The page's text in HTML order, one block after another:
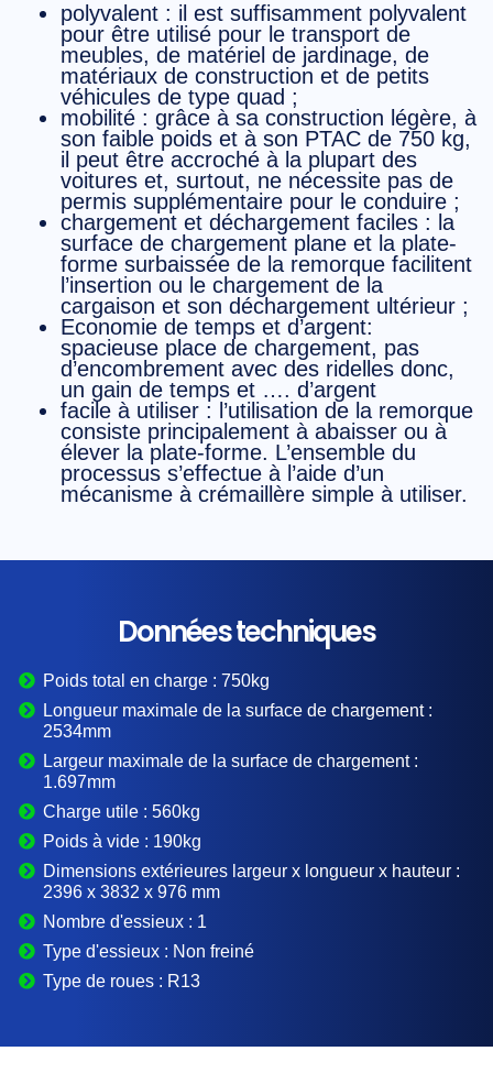
polyvalent : il est suffisamment polyvalent
pour être utilisé pour le transport de
meubles, de matériel de jardinage, de
matériaux de construction et de petits
véhicules de type quad ;
mobilité : grâce à sa construction légère, à
son faible poids et à son PTAC de 750 kg,
il peut être accroché à la plupart des
voitures et, surtout, ne nécessite pas de
permis supplémentaire pour le conduire ;
chargement et déchargement faciles : la
surface de chargement plane et la plate-
forme surbaissée de la remorque facilitent
l’insertion ou le chargement de la
cargaison et son déchargement ultérieur ;
Economie de temps et d’argent:
spacieuse place de chargement, pas
d’encombrement avec des ridelles donc,
un gain de temps et …. d’argent
facile à utiliser : l’utilisation de la remorque
consiste principalement à abaisser ou à
élever la plate-forme. L’ensemble du
processus s’effectue à l’aide d’un
mécanisme à crémaillère simple à utiliser.
Données techniques
Poids total en charge : 750kg
Longueur maximale de la surface de chargement :
2534mm
Largeur maximale de la surface de chargement :
1.697mm
Charge utile : 560kg
Poids à vide : 190kg
Dimensions extérieures largeur x longueur x hauteur :
2396 x 3832 x 976 mm
Nombre d'essieux : 1
Type d'essieux : Non freiné
Type de roues : R13